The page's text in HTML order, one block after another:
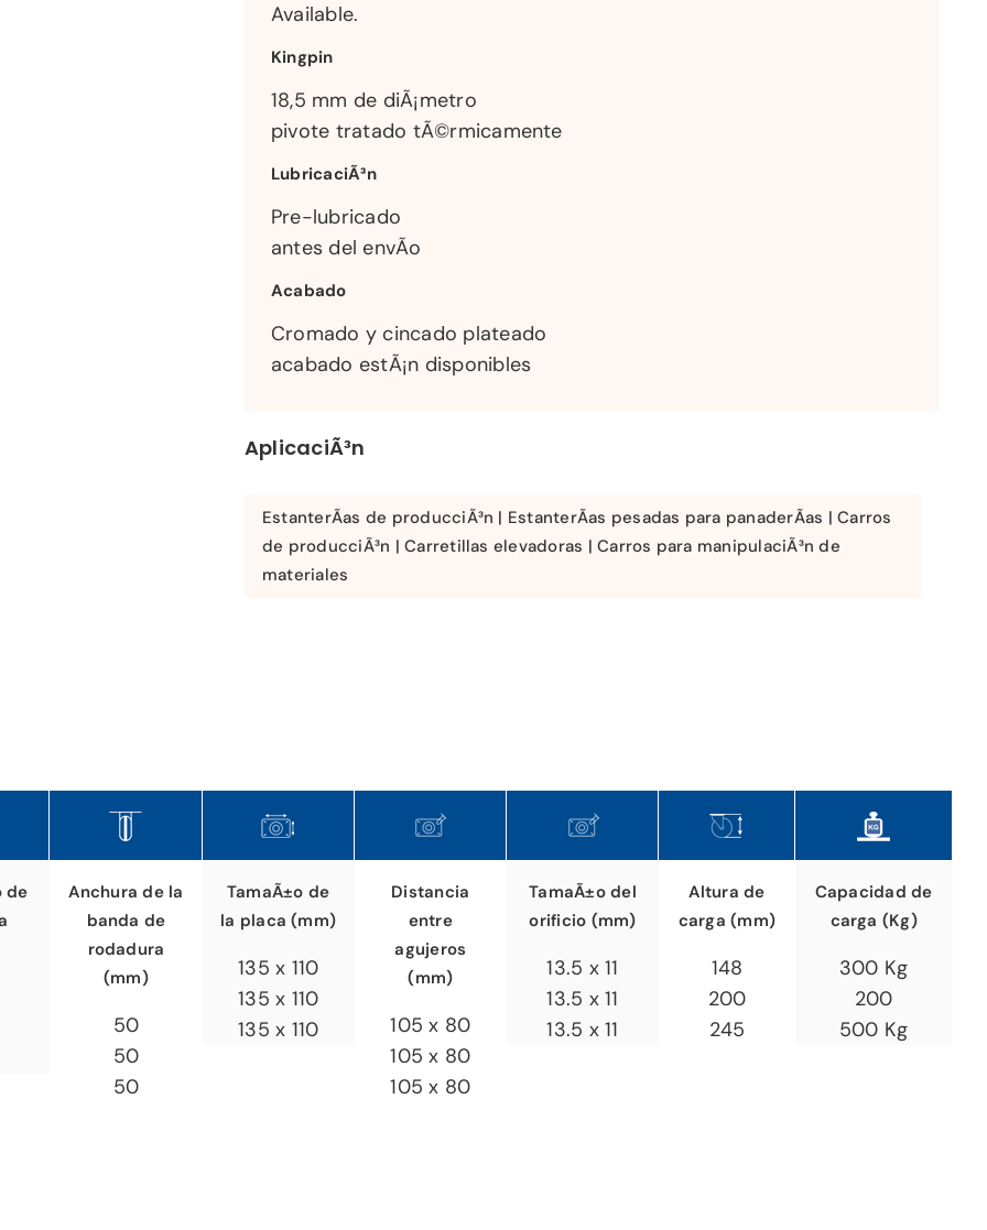
Available.
Kingpin
18,5 mm de diÃ¡metro
pivote tratado tÃ©rmicamente
LubricaciÃ³n
Pre-lubricado
antes del envÃ­o
Acabado
Cromado y cincado plateado
acabado estÃ¡n disponibles
AplicaciÃ³n
EstanterÃ­as de producciÃ³n | EstanterÃ­as pesadas para panaderÃ­as | Carros
de producciÃ³n | Carretillas elevadoras | Carros para manipulaciÃ³n de
materiales
de
Anchura de la
banda de
rodadura
(mm)
50
50
50
TamaÃ±o de
la placa (mm)
135 x 110
135 x 110
135 x 110
Distancia
entre
agujeros
(mm)
105 x 80
105 x 80
105 x 80
TamaÃ±o del
orificio (mm)
13.5 x 11
13.5 x 11
13.5 x 11
Altura de
carga (mm)
148
200
245
Capacidad de
carga (Kg)
300 Kg
200
500 Kg